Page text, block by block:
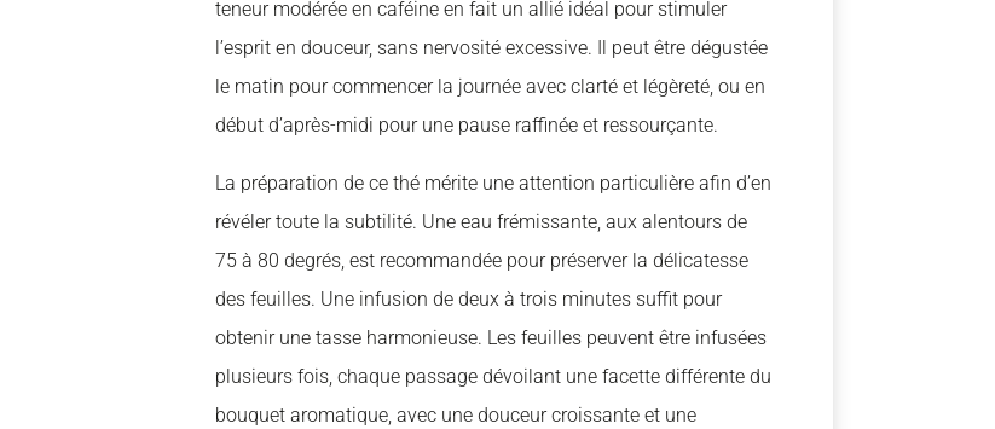
teneur modérée en caféine en fait un allié idéal pour stimuler
l’esprit en douceur, sans nervosité excessive. Il peut être dégustée
le matin pour commencer la journée avec clarté et légèreté, ou en
début d’après-midi pour une pause raffinée et ressourçante.
La préparation de ce thé mérite une attention particulière afin d’en
révéler toute la subtilité. Une eau frémissante, aux alentours de
75 à 80 degrés, est recommandée pour préserver la délicatesse
des feuilles. Une infusion de deux à trois minutes suffit pour
obtenir une tasse harmonieuse. Les feuilles peuvent être infusées
plusieurs fois, chaque passage dévoilant une facette différente du
bouquet aromatique, avec une douceur croissante et une